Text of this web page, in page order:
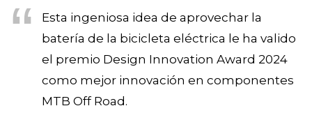
Esta ingeniosa idea de aprovechar la
batería de la bicicleta eléctrica le ha valido
el premio Design Innovation Award 2024
como mejor innovación en componentes
MTB Off Road.